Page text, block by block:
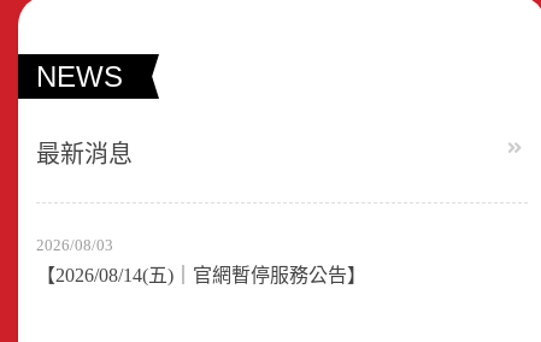
NEWS
最新消息
2026/08/03
【2026/08/14(五)｜官網暫停服務公告】